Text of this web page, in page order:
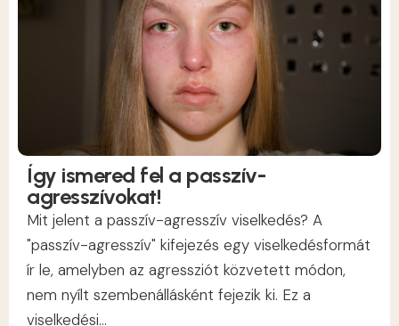
Így ismered fel a passzív-
agresszívokat!
Mit jelent a passzív-agresszív viselkedés? A
"passzív-agresszív" kifejezés egy viselkedésformát
ír le, amelyben az agressziót közvetett módon,
nem nyílt szembenállásként fejezik ki. Ez a
viselkedési...